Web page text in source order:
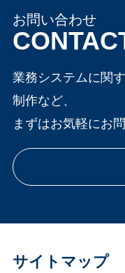
お問い合わせ
業務システムに関
制作など、
まずはお気軽にお
サイトマップ